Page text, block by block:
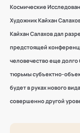
Космические
Художник Кайхан
Кайхан Салахов дал
предстоящей
человечество еще долго
тюрьмы субъектно-
будет в руках нового
совершенно другой